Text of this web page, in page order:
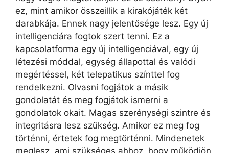
ez, mint amikor összeillik a kirakójáték két
darabkája. Ennek nagy jelentősége lesz. Egy új
intelligenciára fogtok szert tenni. Ez a
kapcsolatforma egy új intelligenciával, egy új
létezési móddal, egység állapottal és valódi
megértéssel, két telepatikus színttel fog
rendelkezni. Olvasni fogjátok a másik
gondolatát és meg fogjátok ismerni a
gondolatok okait. Magas szerénységi szintre és
integritásra lesz szükség. Amikor ez meg fog
történni, értetek fog megtörténni. Mindenetek
meglesz, ami szükséges ahhoz, hogy működjön